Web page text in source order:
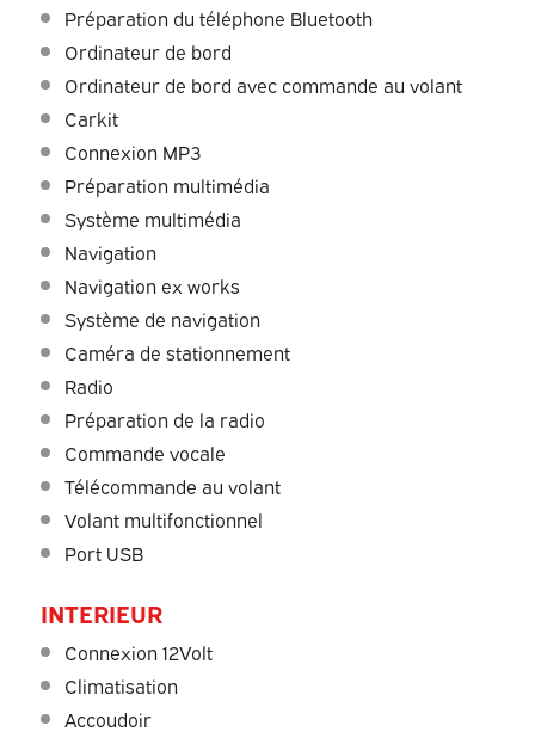
Préparation du téléphone Bluetooth
Ordinateur de bord
Ordinateur de bord avec commande au volant
Carkit
Connexion MP3
Préparation multimédia
Système multimédia
Navigation
Navigation ex works
Système de navigation
Caméra de stationnement
Radio
Préparation de la radio
Commande vocale
Télécommande au volant
Volant multifonctionnel
Port USB
INTERIEUR
Connexion 12Volt
Climatisation
Accoudoir